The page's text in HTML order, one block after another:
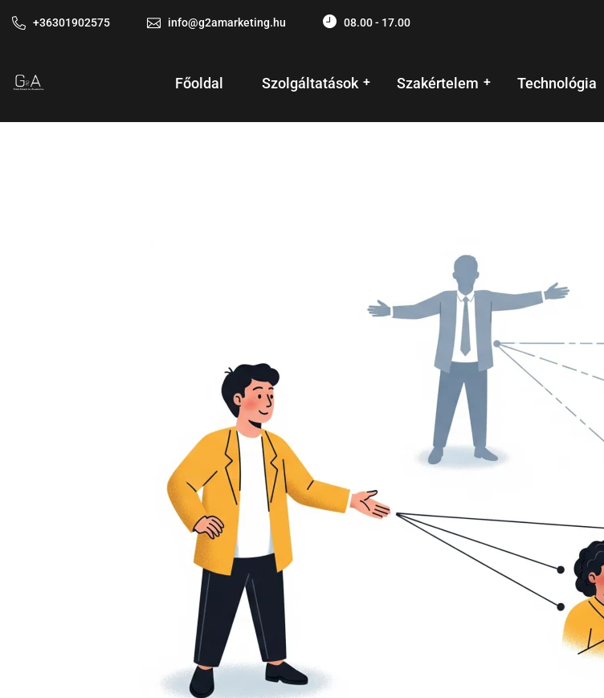
+36301902575 info@g2amarketing.hu 08.00 - 17.00
Főoldal Szolgáltatások Szakértelem Technológia